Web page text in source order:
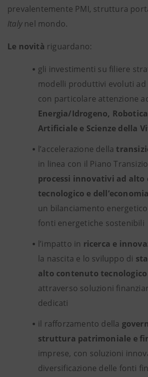
prevalentemente PMI, struttura
Italynel mondo.
Le novità riguardano:
gli investimenti su filiere
modelli produttivi evoluti ad
con particolare attenzione
Energia/Idrogeno,
Artificiale e Scienze della
l’accelerazione della
in linea con il Piano
processi innovativi ad alto
tecnologico e
un bilanciamento
fonti energetiche sostenibili
l’impatto in ricerca e
la nascita e lo sviluppo di
alto contenuto tecnologico
attraverso soluzioni
dedicati
il rafforzamento della
struttura patrimoniale e
imprese, con soluzioni
diversificazione delle fonti